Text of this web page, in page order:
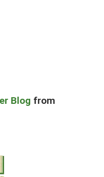
Blog from